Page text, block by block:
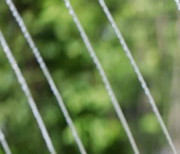
]'300억원대 사기 혐의' 차가원 대표 구속 송치
국적 살모네라 식중독 원인은 멕시코산 할라피뇨"--
]경찰·노동부, HL만도 평택사업장 끼임 사망 관련
]합수본, '투표율 허위 입력' 중앙·서울·경기도 선
]원·달러 환율, 오전 9시 1423.8원
]삼성전자·SK하이닉스 동반 강보합…1%대 상승
]코스닥, 5.95포인트(0.74%) 상승한 807.62개장
]코스피, 6300선 재탈환…1.09% 오른 6365.07 개장
아 다마스쿠스 교외에서 미니버스 폭발.. 14명 부상,